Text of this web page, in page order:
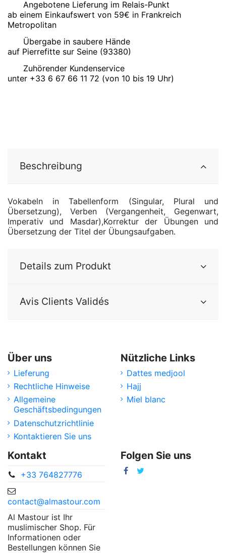
Angebotene Lieferung im Relais-Punkt
ab einem Einkaufswert von 59€ in Frankreich
Metropolitan
Übergabe in saubere Hände
auf Pierrefitte sur Seine (93380)
Zuhörender Kundenservice
unter +33 6 67 66 11 72 (von 10 bis 19 Uhr)
Beschreibung
Vokabeln in Tabellenform (Singular, Plural und
Übersetzung), Verben (Vergangenheit, Gegenwart,
Imperativ und Masdar),Korrektur der Übungen und
Übersetzung der Titel der Übungsaufgaben.
Details zum Produkt
Avis Clients Validés
Über uns
Lieferung
Rechtliche Hinweise
Allgemeine
Geschäftsbedingungen
Datenschutzrichtlinie
Kontaktieren Sie uns
Nützliche Links
Dattes medjool
Hajj
Miel blanc
Kontakt
+33 764827776
contact@almastour.com
Al Mastour ist Ihr
muslimischer Shop. Für
Informationen oder
Bestellungen können Sie
Folgen Sie uns